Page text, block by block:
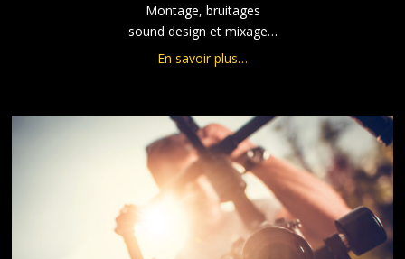
Montage, bruitages
sound design et mixage…
En savoir plus…